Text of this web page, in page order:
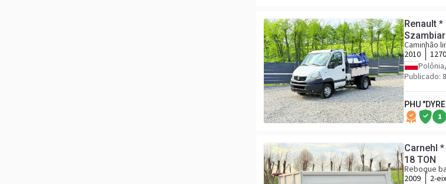
Renault
Caminhão
2010
Publicado:
PHU
1
Carnehl
18 TON
Reboque
2009
2-